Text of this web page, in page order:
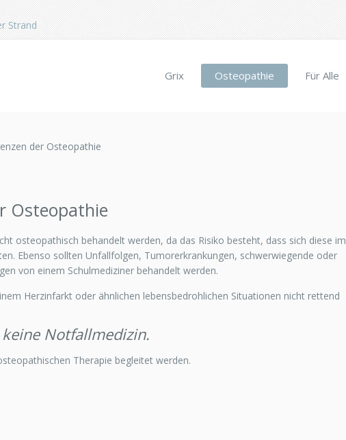
Strand
Grix Osteopathie Für Alle
der Osteopathie
Osteopathie
osteopathisch behandelt werden, da das Risiko besteht, dass sich diese im
Ebenso sollten Unfallfolgen, Tumorerkrankungen, schwerwiegende oder
von einem Schulmediziner behandelt werden.
Herzinfarkt oder ähnlichen lebensbedrohlichen Situationen nicht rettend
Notfallmedizin.
Therapie begleitet werden.